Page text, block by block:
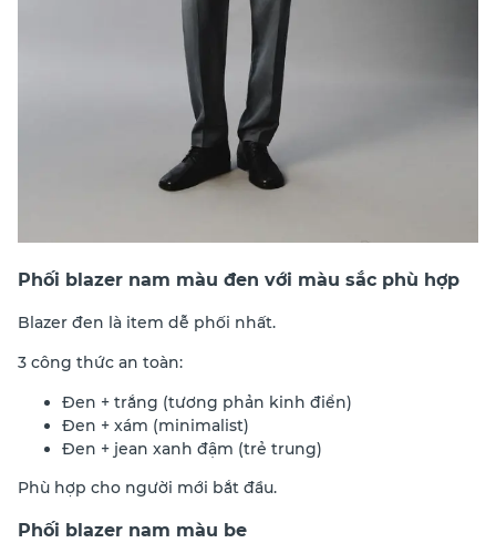
Phối blazer nam màu đen với màu sắc phù hợp
Blazer đen là item dễ phối nhất.
3 công thức an toàn:
Đen + trắng (tương phản kinh điển)
Đen + xám (minimalist)
Đen + jean xanh đậm (trẻ trung)
Phù hợp cho người mới bắt đầu.
Phối blazer nam màu be